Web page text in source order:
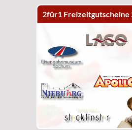
2für1 Freizeitgutscheine